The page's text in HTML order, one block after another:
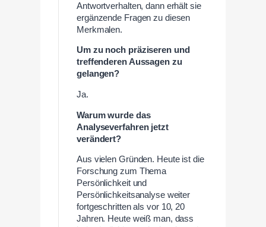
Antwortverhalten, dann erhält sie
ergänzende Fragen zu diesen
Merkmalen.
Um zu noch präziseren und
treffenderen Aussagen zu
gelangen?
Ja.
Warum wurde das
Analyseverfahren jetzt
verändert?
Aus vielen Gründen. Heute ist die
Forschung zum Thema
Persönlichkeit und
Persönlichkeitsanalyse weiter
fortgeschritten als vor 10, 20
Jahren. Heute weiß man, dass